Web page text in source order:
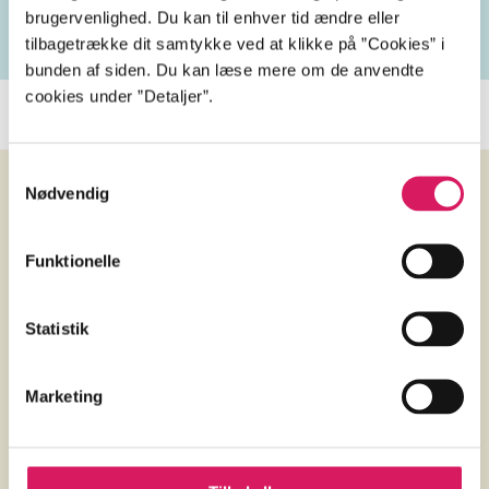
brugervenlighed. Du kan til enhver tid ændre eller
tilbagetrække dit samtykke ved at klikke på ”Cookies” i
bunden af siden. Du kan læse mere om de anvendte
cookies under ”Detaljer”.
Nødvendig
Funktionelle
Statistik
Marketing
The observer
"Dealing with themes of love